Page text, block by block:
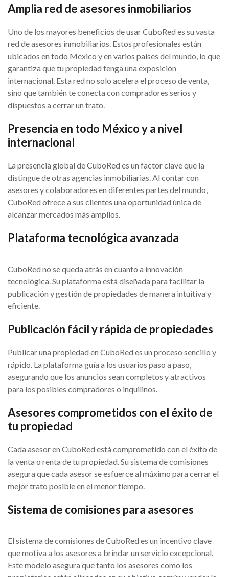
Amplia red de asesores inmobiliarios
Uno de los mayores beneficios de usar CuboRed es su vasta
red de asesores inmobiliarios. Estos profesionales están
ubicados en todo México y en varios países del mundo, lo que
garantiza que tu propiedad tenga una exposición
internacional. Esta red no solo acelera el proceso de venta,
sino que también te conecta con compradores serios y
dispuestos a cerrar un trato.
Presencia en todo México y a nivel
internacional
La presencia global de CuboRed es un factor clave que la
distingue de otras agencias inmobiliarias. Al contar con
asesores y colaboradores en diferentes partes del mundo,
CuboRed ofrece a sus clientes una oportunidad única de
alcanzar mercados más amplios.
Plataforma tecnológica avanzada
CuboRed no se queda atrás en cuanto a innovación
tecnológica. Su plataforma está diseñada para facilitar la
publicación y gestión de propiedades de manera intuitiva y
eficiente.
Publicación fácil y rápida de propiedades
Publicar una propiedad en CuboRed es un proceso sencillo y
rápido. La plataforma guía a los usuarios paso a paso,
asegurando que los anuncios sean completos y atractivos
para los posibles compradores o inquilinos.
Asesores comprometidos con el éxito de
tu propiedad
Cada asesor en CuboRed está comprometido con el éxito de
la venta o renta de tu propiedad. Su sistema de comisiones
asegura que cada asesor se esfuerce al máximo para cerrar el
mejor trato posible en el menor tiempo.
Sistema de comisiones para asesores
El sistema de comisiones de CuboRed es un incentivo clave
que motiva a los asesores a brindar un servicio excepcional.
Este modelo asegura que tanto los asesores como los